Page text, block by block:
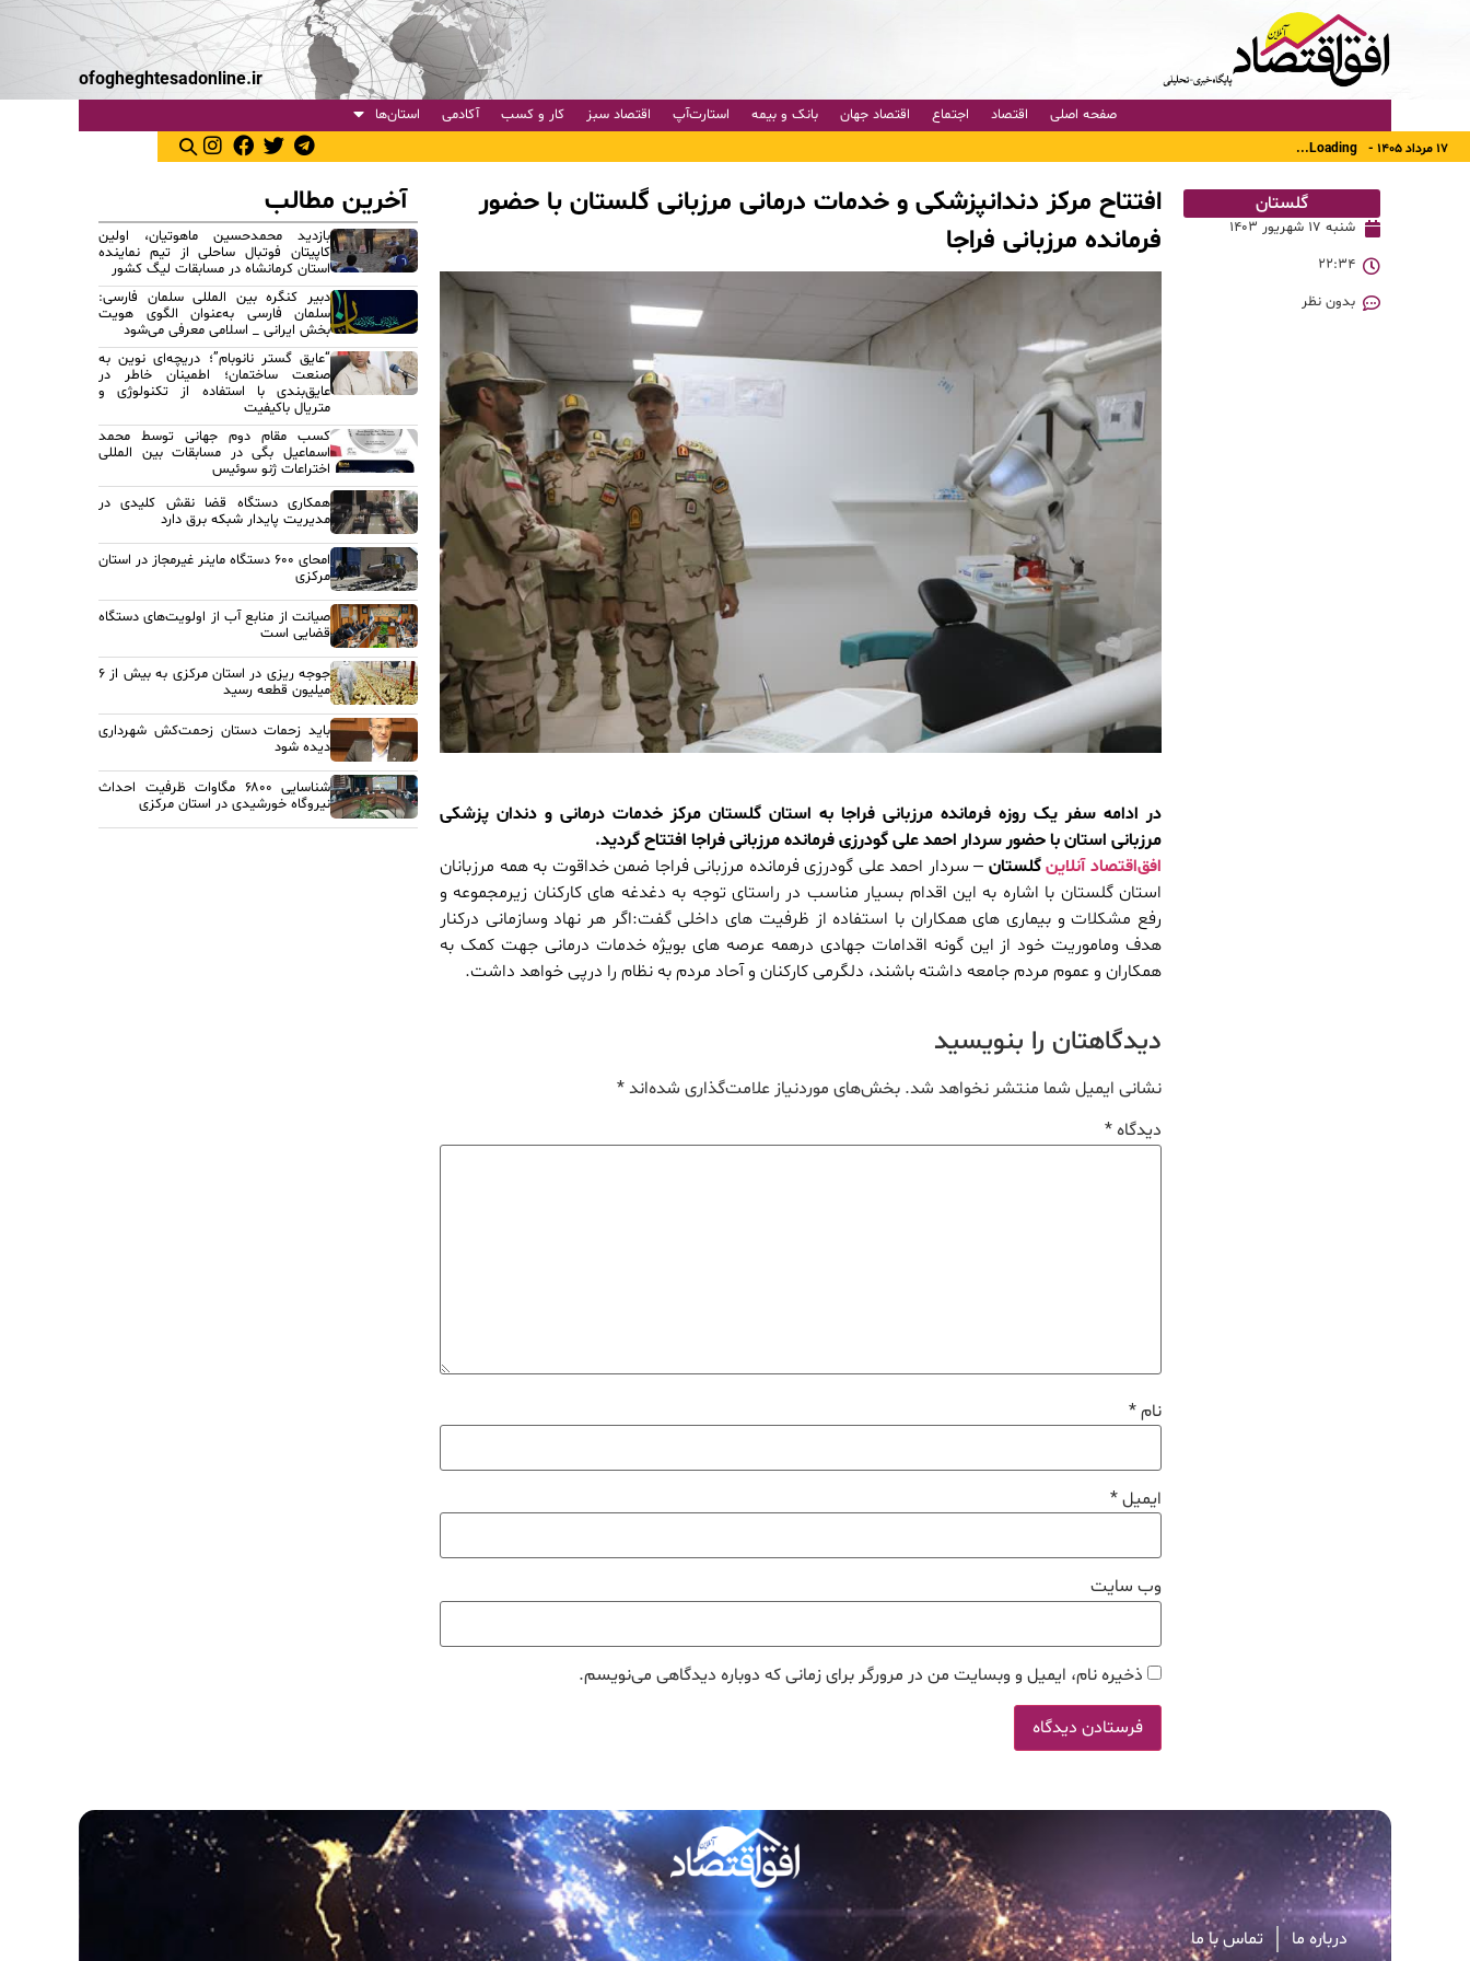
ofogheghtesadonline.ir
صفحه اصلی اقتصاد اجتماع اقتصاد جهان بانک و بیمه استارت‌آپ اقتصاد سبز کار و کسب آکادمی استان‌ها
۱۷ مرداد ۱۴۰۵ - Loading...
گلستان
شنبه ۱۷ شهریور ۱۴۰۳
۲۲:۳۴
بدون نظر
افتتاح مرکز دندانپزشکی و خدمات درمانی مرزبانی گلستان با حضور
فرمانده مرزبانی فراجا
در ادامه سفر یک روزه فرمانده مرزبانی فراجا به استان گلستان مرکز خدمات درمانی و دندان پزشکی
مرزبانی استان با حضور سردار احمد علی گودرزی فرمانده مرزبانی فراجا افتتاح گردید.
افق‌اقتصاد آنلاینگلستان – سردار احمد علی گودرزی فرمانده مرزبانی فراجا ضمن خداقوت به همه مرزبانان
استان گلستان با اشاره به این اقدام بسیار مناسب در راستای توجه به دغدغه های کارکنان زیرمجموعه و
رفع مشکلات و بیماری های همکاران با استفاده از ظرفیت های داخلی گفت:اگر هر نهاد وسازمانی درکنار
هدف وماموریت خود از این گونه اقدامات جهادی درهمه عرصه های بویژه خدمات درمانی جهت کمک به
همکاران و عموم مردم جامعه داشته باشند، دلگرمی کارکنان و آحاد مردم به نظام را درپی خواهد داشت.
دیدگاهتان را بنویسید
نشانی ایمیل شما منتشر نخواهد شد. بخش‌های موردنیاز علامت‌گذاری شده‌اند*
دیدگاه*
نام*
ایمیل*
وب‌ سایت
ذخیره نام، ایمیل و وبسایت من در مرورگر برای زمانی که دوباره دیدگاهی می‌نویسم.
آخرین مطالب
بازدید محمدحسین ماهوتیان، اولین
کاپیتان فوتبال ساحلی از تیم نماینده
استان کرمانشاه در مسابقات لیگ کشور
دبیر کنگره بین المللی سلمان فارسی:
سلمان فارسی به‌عنوان الگوی هویت
بخش ایرانی _ اسلامی معرفی می‌شود
“عایق گستر نانوبام”؛ دریچه‌ای نوین به
صنعت ساختمان؛ اطمینان خاطر در
عایق‌بندی با استفاده از تکنولوژی و
متریال باکیفیت
کسب مقام دوم جهانی توسط محمد
اسماعیل بگی در مسابقات بین المللی
اختراعات ژنو سوئیس
همکاری دستگاه قضا نقش کلیدی در
مدیریت پایدار شبکه برق دارد
امحای ۶۰۰ دستگاه ماینر غیرمجاز در استان
مرکزی
صیانت از منابع آب از اولویت‌های دستگاه
قضایی است
جوجه ریزی در استان مرکزی به بیش از ۶
میلیون قطعه رسید
باید زحمات دستان زحمت‌کش شهرداری
دیده شود
شناسایی ۶۸۰۰ مگاوات ظرفیت احداث
نیروگاه خورشیدی در استان مرکزی
درباره ما تماس با ما